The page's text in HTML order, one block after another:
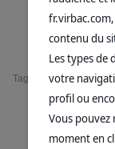
Tags : Relation
contenu du
Les types de
votre
profil ou
Vous
moment en